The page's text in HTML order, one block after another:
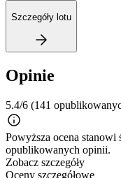
Szczegóły lotu
Opinie
5.4/6 (141
Powyższa ocena stanowi
opublikowanych opinii.
Zobacz szczegóły
Oceny szczegółowe